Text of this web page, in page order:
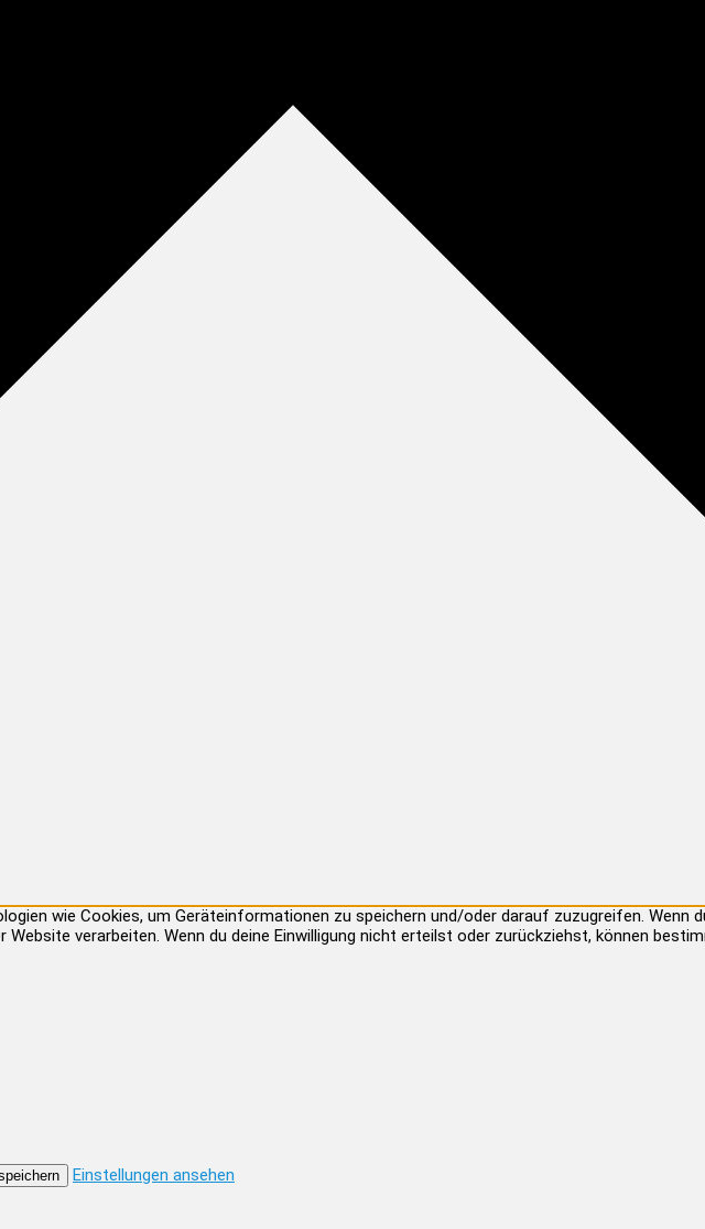
wie Cookies, um Geräteinformationen zu speichern und/oder darauf zuzugreifen. Wenn
verarbeiten. Wenn du deine Einwilligung nicht erteilst oder zurückziehst, können
Einstellungen ansehen